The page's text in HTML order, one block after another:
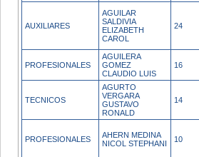
AUXILIARES
AGUILAR
SALDIVIA
ELIZABETH
CAROL
24
PROFESIONALES
AGUILERA
GOMEZ
CLAUDIO LUIS
16
TECNICOS
AGURTO
VERGARA
GUSTAVO
RONALD
14
PROFESIONALES
AHERN MEDINA
NICOL STEPHANI
10